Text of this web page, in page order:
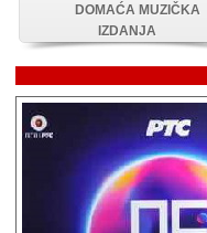
DOMAĆA MUZIČKA
IZDANJA